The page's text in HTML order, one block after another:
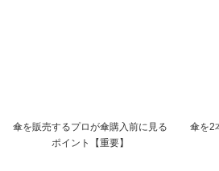
傘を販売するプロが傘購入前に見る
ポイント【重要】
傘を2